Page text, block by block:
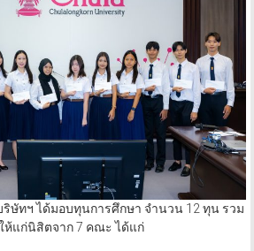
ษัทฯ ได้มอบทุนการศึกษา จำนวน 12 ทุน รวม
ห้แก่นิสิตจาก 7 คณะ ได้แก่